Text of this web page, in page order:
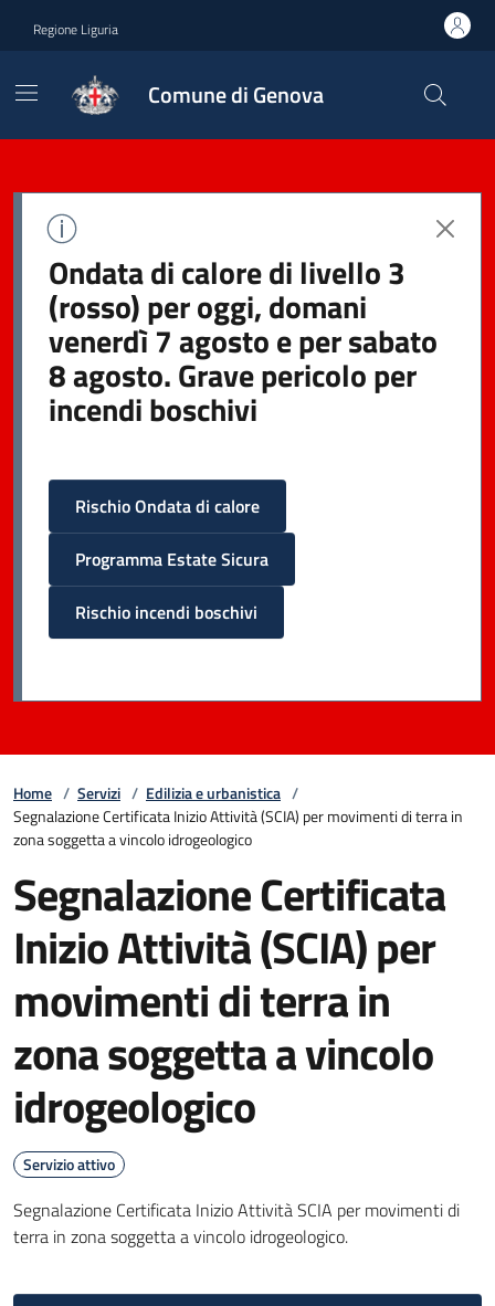
Regione Liguria
Comune di Genova
Ondata di calore di livello 3
(rosso) per oggi, domani
venerdì 7 agosto e per sabato
8 agosto. Grave pericolo per
incendi boschivi
Rischio Ondata di calore
Programma Estate Sicura
Rischio incendi boschivi
Home / Servizi / Edilizia e urbanistica /
Segnalazione Certificata Inizio Attività (SCIA) per movimenti di terra in
zona soggetta a vincolo idrogeologico
Segnalazione Certificata
Inizio Attività (SCIA) per
movimenti di terra in
zona soggetta a vincolo
idrogeologico
Servizio attivo
Segnalazione Certificata Inizio Attività SCIA per movimenti di
terra in zona soggetta a vincolo idrogeologico.